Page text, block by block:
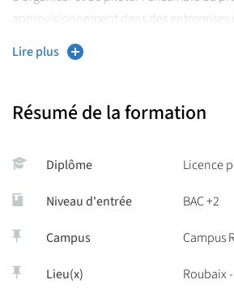
approvisionnement dans des entreprises
Elle enseigne notamment : la définition et
processus d’achat, la sélection et
des charges, ainsi que la gestion des
achats, approvisionneur ou gestionnaire
achats/approvisionnements, dans des
des approvisionnements".
Lire plus
Résumé de la formation
Diplôme Licence
Niveau d'entrée BAC +2
Campus Campus
Lieu(x) Roubaix